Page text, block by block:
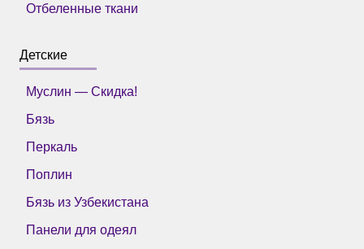
Отбеленные ткани
Детские
Муслин — Скидка!
Бязь
Перкаль
Поплин
Бязь из Узбекистана
Панели для одеял